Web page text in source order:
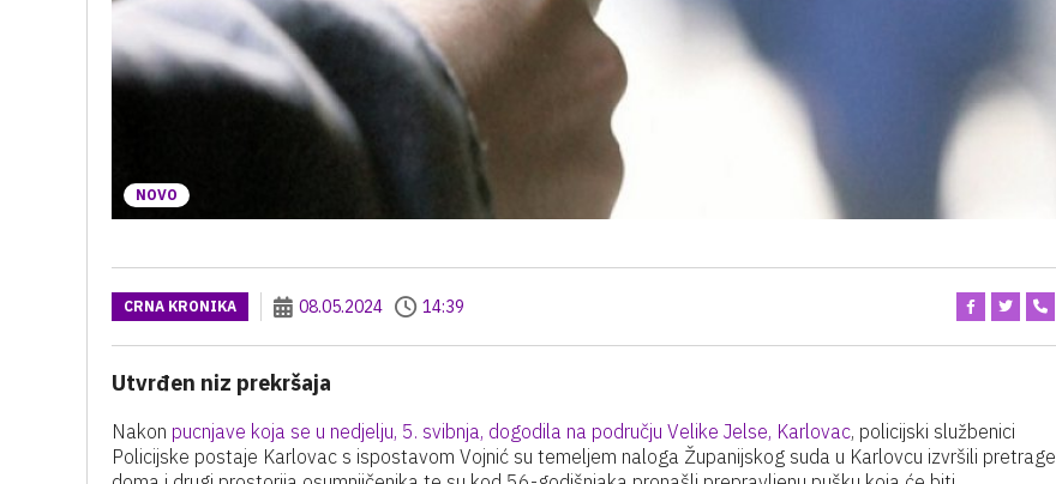
NOVO
CRNA KRONIKA 08.05.2024 14:39
Utvrđen niz prekršaja
Nakon pucnjave koja se u nedjelju, 5. svibnja, dogodila na području Velike Jelse, Karlovac, policijski službenici
Policijske postaje Karlovac s ispostavom Vojnić su temeljem naloga Županijskog suda u Karlovcu izvršili pretrage